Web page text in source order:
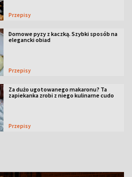
Przepisy
Domowe pyzy z kaczką. Szybki sposób na
elegancki obiad
Przepisy
Za dużo ugotowanego makaronu? Ta
zapiekanka zrobi z niego kulinarne cudo
Przepisy